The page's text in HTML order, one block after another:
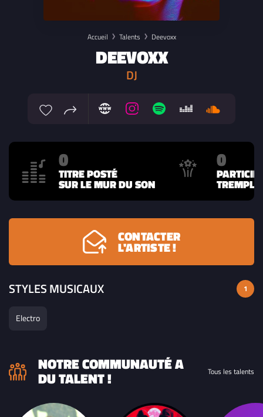
Accueil Talents Deevoxx
DEEVOXX
DJ
0
TITRE POSTÉ
SUR LE MUR DU SON
0
CONTACTER
L'ARTISTE !
STYLES MUSICAUX 1
Electro
NOTRE COMMUNAUTÉ A
DU TALENT ! Tous les talents